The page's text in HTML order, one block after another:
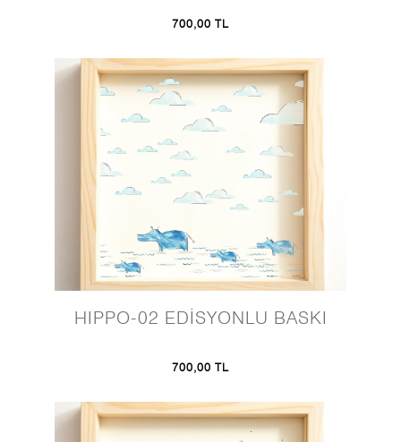
700,00 TL
HIPPO-02 EDİSYONLU BASKI
700,00 TL